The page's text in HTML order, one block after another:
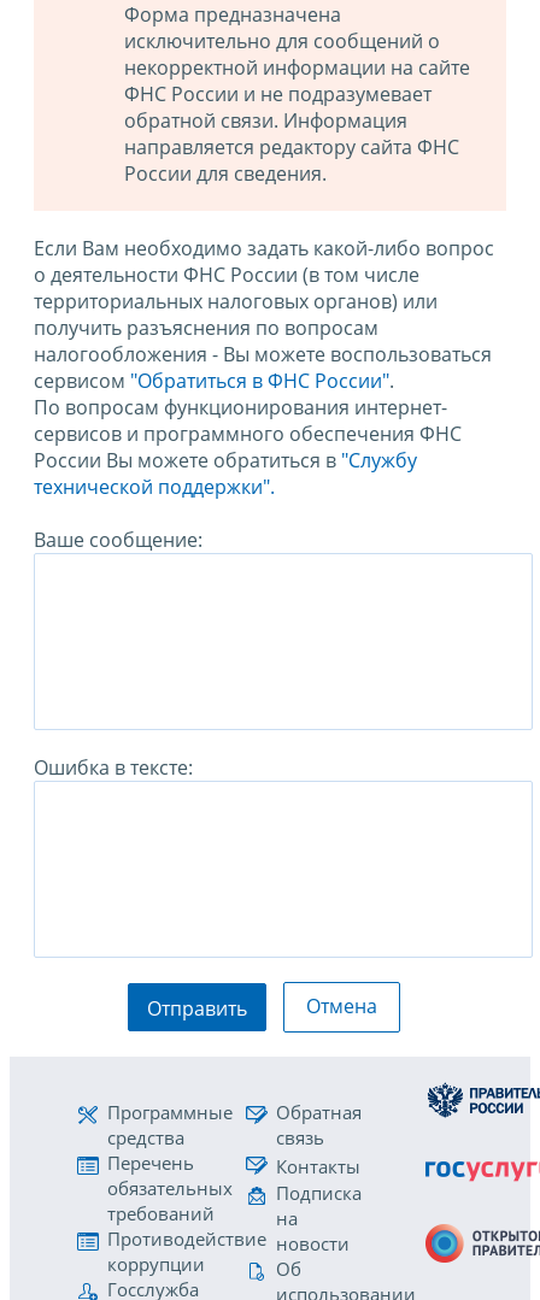
Форма предназначена
исключительно для сообщений о
некорректной информации на сайте
ФНС России и не подразумевает
обратной связи. Информация
направляется редактору сайта ФНС
России для сведения.
Если Вам необходимо задать какой-либо вопрос
о деятельности ФНС России (в том числе
территориальных налоговых органов) или
получить разъяснения по вопросам
налогообложения - Вы можете воспользоваться
сервисом "Обратиться в ФНС России".
По вопросам функционирования интернет-
сервисов и программного обеспечения ФНС
России Вы можете обратиться в "Службу
технической поддержки".
Ваше сообщение:
Ошибка в тексте:
Отправить Отмена
Программные
средства
Перечень
обязательных
требований
Противодействие
коррупции
Госслужба
Обратная
связь
Контакты
Подписка
на
новости
Об
использовании